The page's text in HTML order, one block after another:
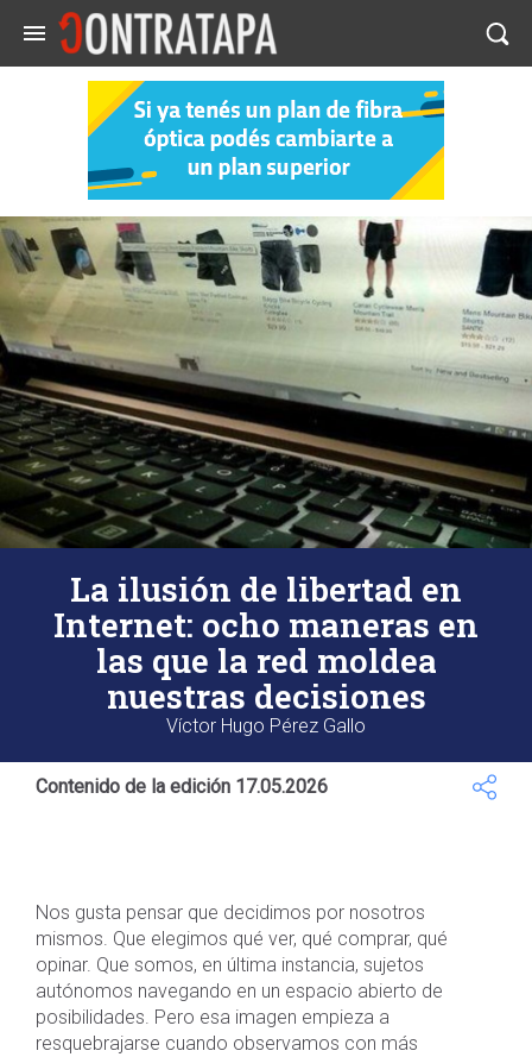
La ilusión de libertad en
Internet: ocho maneras en
las que la red moldea
nuestras decisiones
Víctor Hugo Pérez Gallo
Contenido de la edición 17.05.2026
Nos gusta pensar que decidimos por nosotros
mismos. Que elegimos qué ver, qué comprar, qué
opinar. Que somos, en última instancia, sujetos
autónomos navegando en un espacio abierto de
posibilidades. Pero esa imagen empieza a
resquebrajarse cuando observamos con más